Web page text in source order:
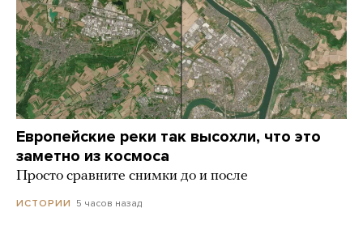
Европейские реки так высохли, что это
заметно из космоса
Просто сравните снимки до и после
ИСТОРИИ 5 часов назад